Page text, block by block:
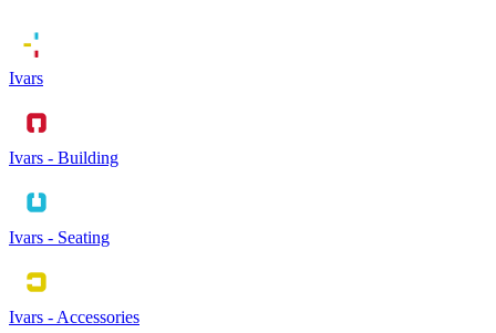
Ivars
Ivars - Building
Ivars - Seating
Ivars - Accessories